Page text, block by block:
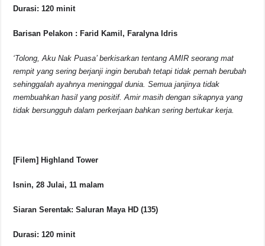
Durasi: 120 minit
Barisan Pelakon : Farid Kamil, Faralyna Idris
‘Tolong, Aku Nak Puasa’ berkisarkan tentang AMIR seorang mat
rempit yang sering berjanji ingin berubah tetapi tidak pernah berubah
sehinggalah ayahnya meninggal dunia. Semua janjinya tidak
membuahkan hasil yang positif. Amir masih dengan sikapnya yang
tidak bersungguh dalam perkerjaan bahkan sering bertukar kerja.
[Filem] Highland Tower
Isnin, 28 Julai, 11 malam
Siaran Serentak: Saluran Maya HD (135)
Durasi: 120 minit